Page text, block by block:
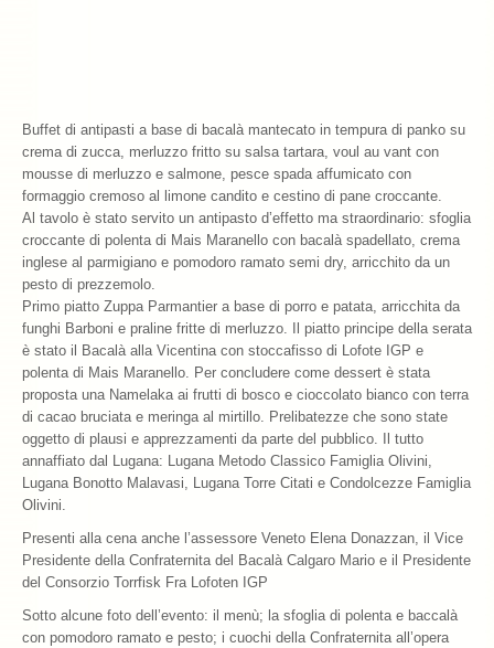
Buffet di antipasti a base di bacalà mantecato in tempura di panko su
crema di zucca, merluzzo fritto su salsa tartara, voul au vant con
mousse di merluzzo e salmone, pesce spada affumicato con
formaggio cremoso al limone candito e cestino di pane croccante.
Al tavolo è stato servito un antipasto d’effetto ma straordinario: sfoglia
croccante di polenta di Mais Maranello con bacalà spadellato, crema
inglese al parmigiano e pomodoro ramato semi dry, arricchito da un
pesto di prezzemolo.
Primo piatto Zuppa Parmantier a base di porro e patata, arricchita da
funghi Barboni e praline fritte di merluzzo. Il piatto principe della serata
è stato il Bacalà alla Vicentina con stoccafisso di Lofote IGP e
polenta di Mais Maranello. Per concludere come dessert è stata
proposta una Namelaka ai frutti di bosco e cioccolato bianco con terra
di cacao bruciata e meringa al mirtillo. Prelibatezze che sono state
oggetto di plausi e apprezzamenti da parte del pubblico. Il tutto
annaffiato dal Lugana: Lugana Metodo Classico Famiglia Olivini,
Lugana Bonotto Malavasi, Lugana Torre Citati e Condolcezze Famiglia
Olivini.
Presenti alla cena anche l’assessore Veneto Elena Donazzan, il Vice
Presidente della Confraternita del Bacalà Calgaro Mario e il Presidente
del Consorzio Torrfisk Fra Lofoten IGP
Sotto alcune foto dell’evento: il menù; la sfoglia di polenta e baccalà
con pomodoro ramato e pesto; i cuochi della Confraternita all’opera